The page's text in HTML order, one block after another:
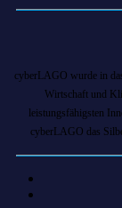
cyberLAGO wurde in
Wirtschaft und
leistungsfähigsten
cyberLAGO das